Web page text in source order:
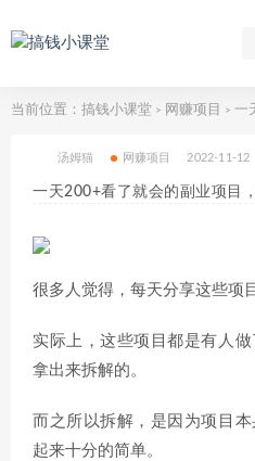
当前位置： 搞钱小课堂 > 网赚项目 > 一
汤姆猫 网赚项目 2022-11-12
一天200+看了就会的副业项目
很多人觉得，每天分享这些项
实际上，这些项目都是有人
拿出来拆解的。
而之所以拆解，是因为项目
起来十分的简单。